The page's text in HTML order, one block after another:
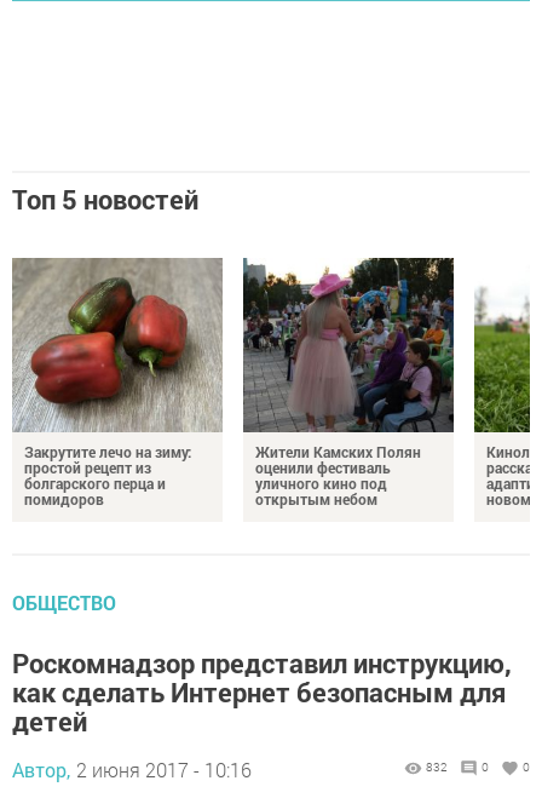
Топ 5 новостей
Закрутите лечо на зиму:
простой рецепт из
болгарского перца и
помидоров
Жители Камских Полян
оценили фестиваль
уличного кино под
открытым небом
ОБЩЕСТВО
Роскомнадзор представил инструкцию,
как сделать Интернет безопасным для
детей
Автор, 2 июня 2017 - 10:16 832 0 0